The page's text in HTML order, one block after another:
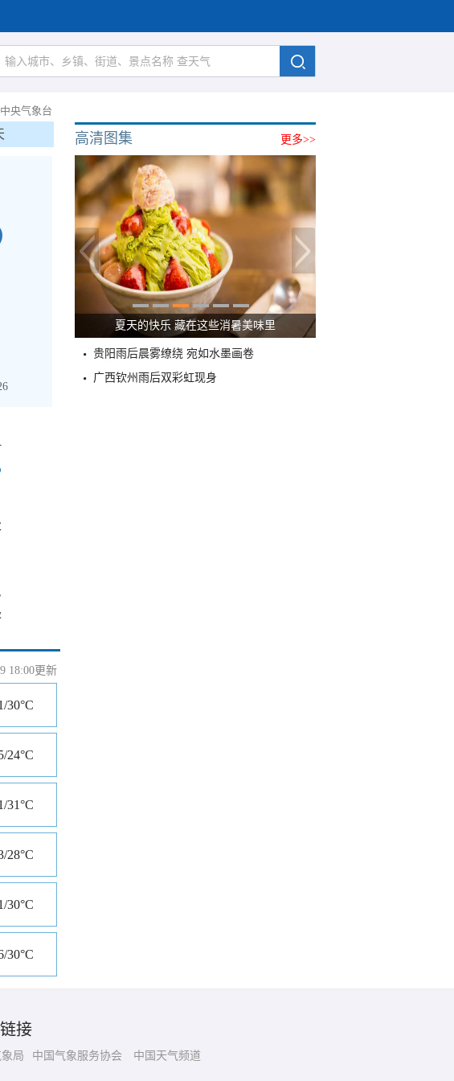
央气象台
18:00更新
30°C
24°C
31°C
28°C
30°C
30°C
更多>>
高清图集
广西南宁：盛夏里的“绿野仙踪”
贵阳雨后晨雾缭绕 宛如水墨画卷
广西钦州雨后双彩虹现身
接
局 中国气象服务协会 中国天气频道